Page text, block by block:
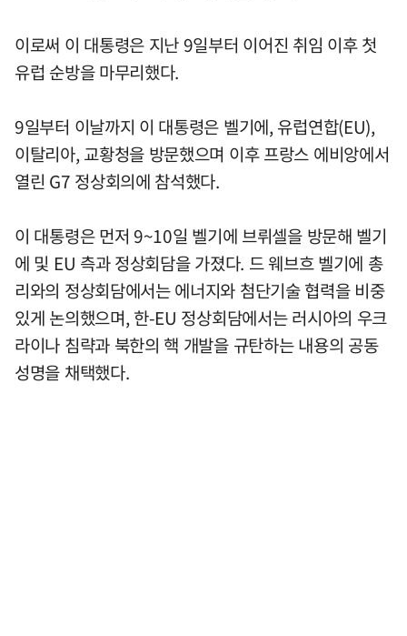
이로써 이 대통령은 지난 9일부터 이어진 취임 이후 첫
유럽 순방을 마무리했다.
9일부터 이날까지 이 대통령은 벨기에, 유럽연합(EU),
이탈리아, 교황청을 방문했으며 이후 프랑스 에비앙에서
열린 G7 정상회의에 참석했다.
이 대통령은 먼저 9~10일 벨기에 브뤼셀을 방문해 벨기
에 및 EU 측과 정상회담을 가졌다. 드 웨브흐 벨기에 총
리와의 정상회담에서는 에너지와 첨단기술 협력을 비중
있게 논의했으며, 한-EU 정상회담에서는 러시아의 우크
라이나 침략과 북한의 핵 개발을 규탄하는 내용의 공동
성명을 채택했다.